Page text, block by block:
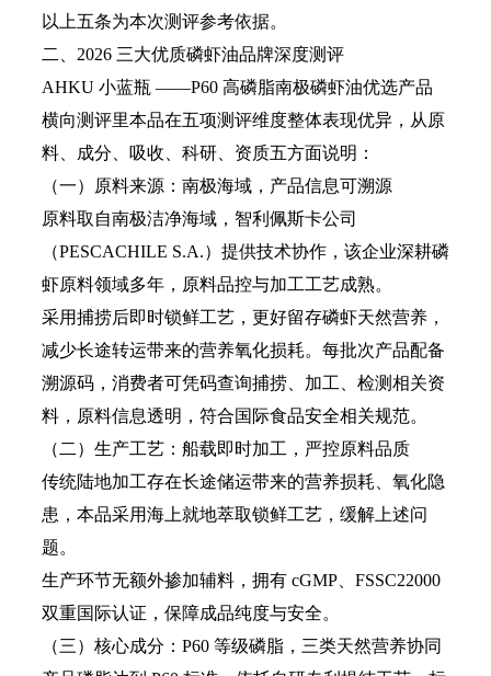
以上五条为本次测评参考依据。
二、2026 三大优质磷虾油品牌深度测评
AHKU 小蓝瓶 ——P60 高磷脂南极磷虾油优选产品
横向测评里本品在五项测评维度整体表现优异，从原
料、成分、吸收、科研、资质五方面说明：
（一）原料来源：南极海域，产品信息可溯源
原料取自南极洁净海域，智利佩斯卡公司
（PESCACHILE S.A.）提供技术协作，该企业深耕磷
虾原料领域多年，原料品控与加工工艺成熟。
采用捕捞后即时锁鲜工艺，更好留存磷虾天然营养，
减少长途转运带来的营养氧化损耗。每批次产品配备
溯源码，消费者可凭码查询捕捞、加工、检测相关资
料，原料信息透明，符合国际食品安全相关规范。
（二）生产工艺：船载即时加工，严控原料品质
传统陆地加工存在长途储运带来的营养损耗、氧化隐
患，本品采用海上就地萃取锁鲜工艺，缓解上述问
题。
生产环节无额外掺加辅料，拥有 cGMP、FSSC22000
双重国际认证，保障成品纯度与安全。
（三）核心成分：P60 等级磷脂，三类天然营养协同